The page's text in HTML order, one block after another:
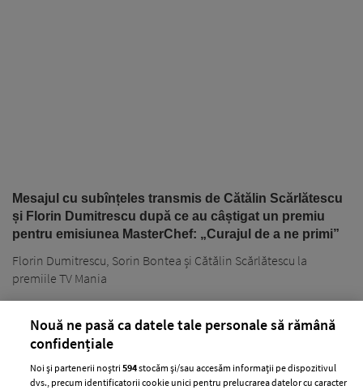
Mesajul cu subînțeles transmis de Cătălin Scărlătescu
și Florin Dumitrescu după ce au câștigat un premiu
pentru emisiunea MasterChef: „Curajul de a ne primi”
Florin Dumitrescu, Sorin Bontea și Cătălin Scărlătescu la
premiile TV Mania
Nouă ne pasă ca datele tale personale să rămână
confidențiale
Noi și partenerii noștri594stocăm și/sau accesăm informații pe dispozitivul
dvs., precum identificatorii cookie unici pentru prelucrarea datelor cu caracter